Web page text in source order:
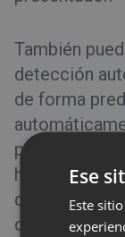
También
detección
de forma
principal en
hablando en
detección
que los
Ese
Este